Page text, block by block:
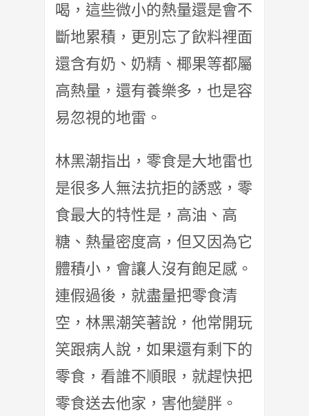
喝，這些微小的熱量還是會不
斷地累積，更別忘了飲料裡面
還含有奶、奶精、椰果等都屬
高熱量，還有養樂多，也是容
易忽視的地雷。
林黑潮指出，零食是大地雷也
是很多人無法抗拒的誘惑，零
食最大的特性是，高油、高
糖、熱量密度高，但又因為它
體積小，會讓人沒有飽足感。
連假過後，就盡量把零食清
空，林黑潮笑著說，他常開玩
笑跟病人說，如果還有剩下的
零食，看誰不順眼，就趕快把
零食送去他家，害他變胖。